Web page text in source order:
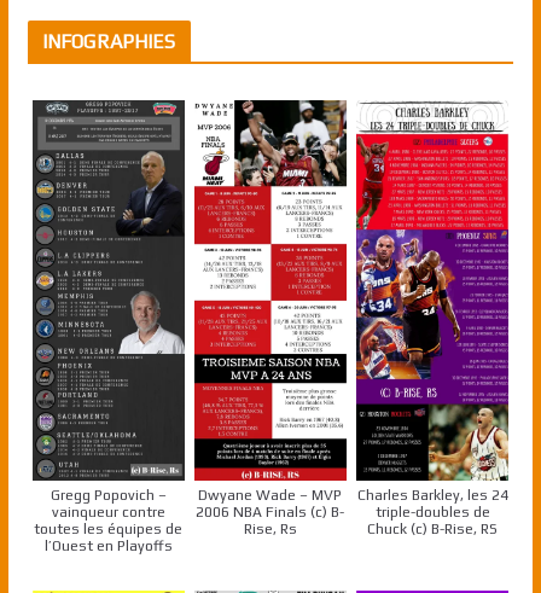
INFOGRAPHIES
Gregg Popovich –
vainqueur contre
toutes les équipes de
l’Ouest en Playoffs
Dwyane Wade – MVP
2006 NBA Finals (c) B-
Rise, Rs
Charles Barkley, les 24
triple-doubles de
Chuck (c) B-Rise, RS